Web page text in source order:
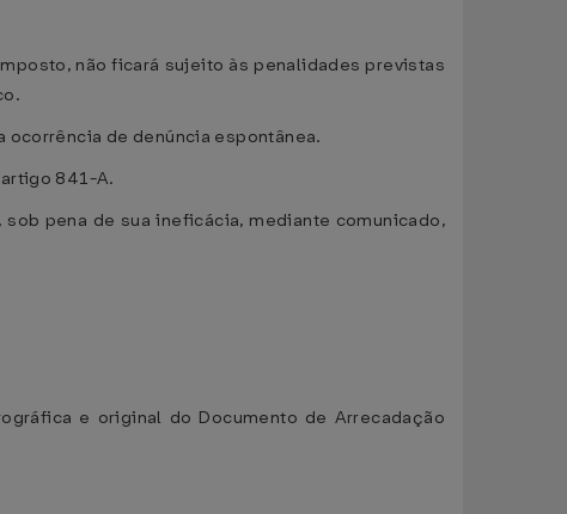
não ficará sujeito às penalidades previstas
de denúncia espontânea.
841-A.
pena de sua ineficácia, mediante comunicado,
e original do Documento de Arrecadação